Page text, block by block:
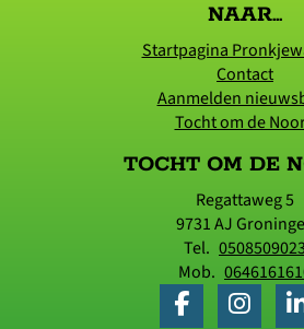
NAAR...
Startpagina
Contact
Aanmelden
Tocht om de
TOCHT OM DE
Regattaweg 5
9731 AJ
Tel. 0508509023
Mob.